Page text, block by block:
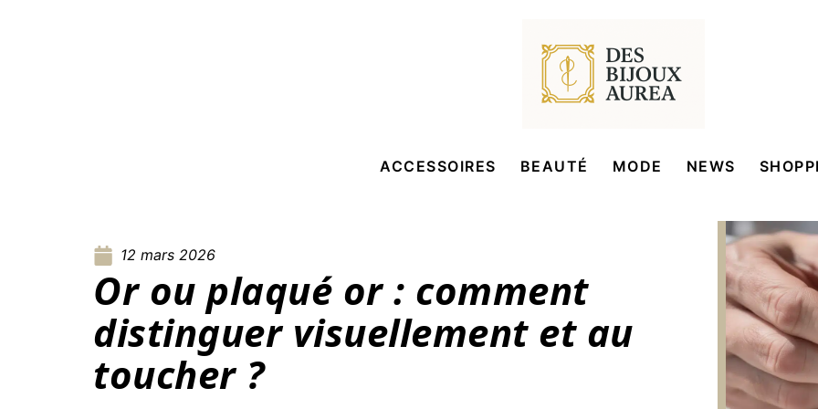
ACCESSOIRES BEAUTÉ MODE NEWS
12 mars 2026
Or ou plaqué or : comment
distinguer visuellement et au
toucher ?